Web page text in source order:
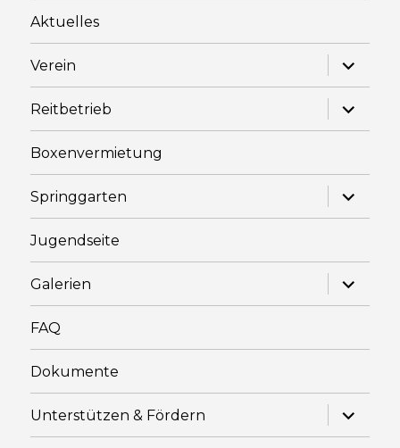
Aktuelles
Verein
Reitbetrieb
Boxenvermietung
Springgarten
Jugendseite
Galerien
FAQ
Dokumente
Unterstützen & Fördern